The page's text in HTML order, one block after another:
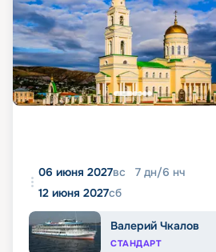
06 июня 2027вс 7 дн/6 нч
12 июня 2027сб
Валерий Чкалов
СТАНДАРТ